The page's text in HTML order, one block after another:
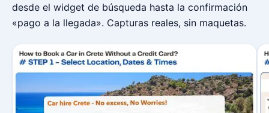
desde el widget de búsqueda hasta la confirmación
«pago a la llegada». Capturas reales, sin maquetas.